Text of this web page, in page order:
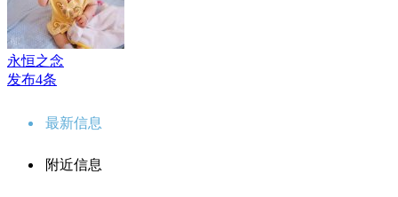
永恒之念
发布4条
最新信息
附近信息